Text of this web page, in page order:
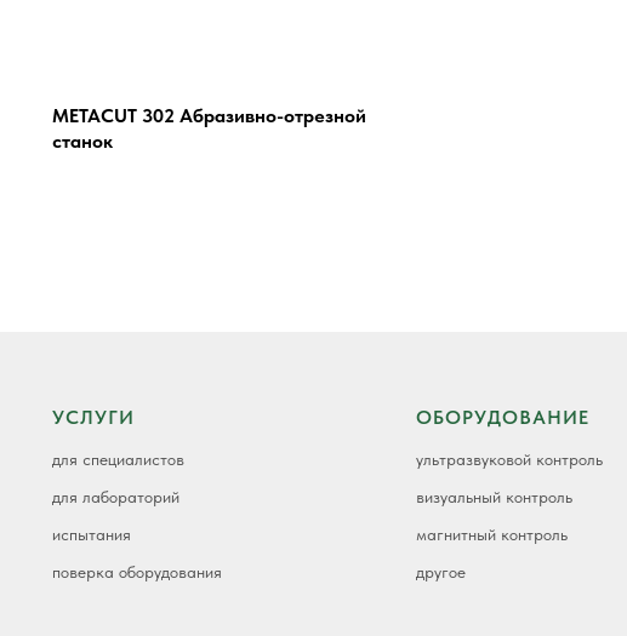
METACUT 302 Абразивно-отрезной
станок
УСЛУГИ
для специалистов
для лабораторий
испытания
поверка оборудования
ОБОРУДОВАНИЕ
ультразвуковой контроль
визуальный контроль
магнитный контроль
другое